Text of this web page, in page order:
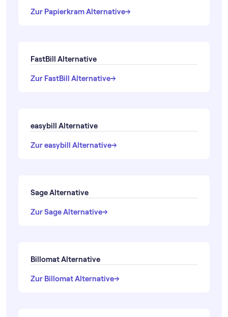
Zur Papierkram Alternative→
→
FastBill Alternative
Zur FastBill Alternative→
→
easybill Alternative
Zur easybill Alternative→
→
Sage Alternative
Zur Sage Alternative→
→
Billomat Alternative
Zur Billomat Alternative→
→